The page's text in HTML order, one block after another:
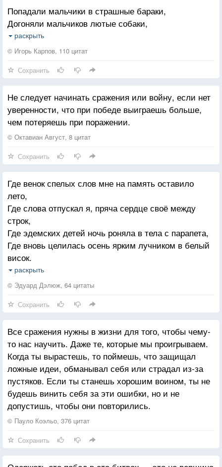
Попадали мальчики в страшные бараки,
Догоняли мальчиков лютые собаки,
Убивали мальчиков за побег на месте.
Не продали мальчики совести и чести
Не хотели мальчики поддаваться страху,
Поднимались мальчики по свистку в атаку,
В черный дым сражений, не броне покатой,
Уезжали мальчики, стиснув автоматы.
Повидали мальчики — храбрые солдаты —
Показали мальчики за четыре года,
Кто такие мальчики нашего народа.
раскрыть
© Игорь Карпов, 110 цитат
Сохранить
Не следует начинать сражения или войну, если нет
уверенности, что при победе выиграешь больше,
чем потеряешь при поражении.
© Октавиан Август, 8 цитат
Сохранить
Где венок спелых слов мне на память оставило
лето,
Где слова отпускал я, пряча сердце своё между
строк,
Где эдемских детей ночь роняла в тела с парапета,
Где вновь целилась осень ярким лучником в белый
висок.
Там, где вместо меча я в ладонях держал тишину,
Там, где выдержав сухость, два пробела и чёрную
Я последнюю правду сраженья прочёл в высоту....
Поперек всех Эльбрусов, укрощающий их мерзлоту,
Самой огненной в мире строчкой...
В ней живым оставаться - проклятие или везенье?
раскрыть
© Эдуард Дэлюж, 64 цитаты
Сохранить
Все сражения нужны в жизни для того, чтобы чему-
то нас научить. Даже те, которые мы проигрываем.
Когда ты вырастешь, то поймешь, что защищал
ложные идеи, обманывал себя или страдал из-за
пустяков. Если ты станешь хорошим воином, ты не
будешь винить себя за эти ошибки, но и не
допустишь, чтобы они повторились.
© Пауло Коэльо, 376 цитат
Сохранить